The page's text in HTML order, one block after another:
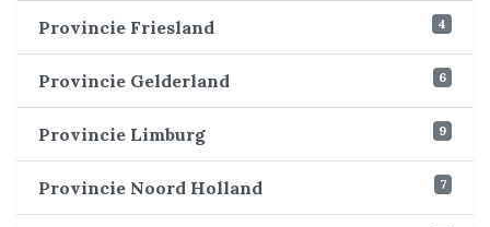
Provincie Friesland 4
Provincie Gelderland 6
Provincie Limburg 9
Provincie Noord Holland 7